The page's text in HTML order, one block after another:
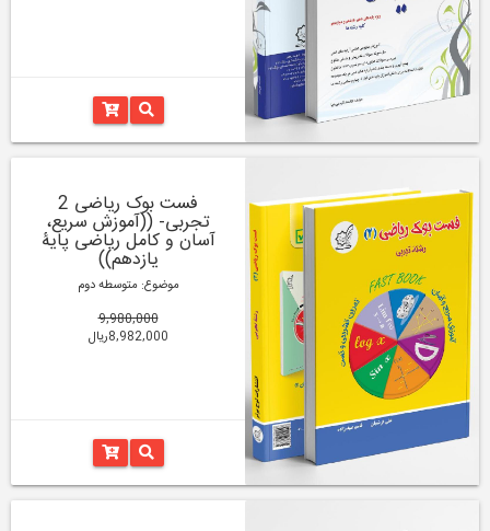
فست بوک ریاضی 2
تجربی- ((آموزش سریع،
آسان و کامل ریاضی پایۀ
یازدهم))
موضوع: متوسطه دوم
9,980,000
8,982,000ریال